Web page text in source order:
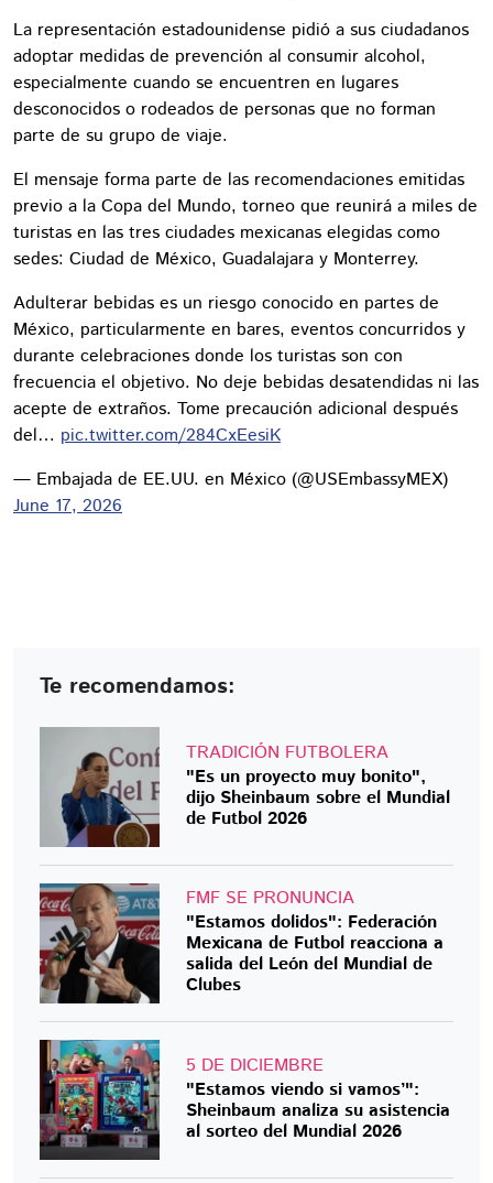
La representación estadounidense pidió a sus ciudadanos
adoptar medidas de prevención al consumir alcohol,
especialmente cuando se encuentren en lugares
desconocidos o rodeados de personas que no forman
parte de su grupo de viaje.
El mensaje forma parte de las recomendaciones emitidas
previo a la Copa del Mundo, torneo que reunirá a miles de
turistas en las tres ciudades mexicanas elegidas como
sedes: Ciudad de México, Guadalajara y Monterrey.
Adulterar bebidas es un riesgo conocido en partes de
México, particularmente en bares, eventos concurridos y
durante celebraciones donde los turistas son con
frecuencia el objetivo. No deje bebidas desatendidas ni las
acepte de extraños. Tome precaución adicional después
del… pic.twitter.com/284CxEesiK
— Embajada de EE.UU. en México (@USEmbassyMEX)
June 17, 2026
Te recomendamos:
TRADICIÓN FUTBOLERA
"Es un proyecto muy bonito",
dijo Sheinbaum sobre el Mundial
de Futbol 2026
FMF SE PRONUNCIA
"Estamos dolidos": Federación
Mexicana de Futbol reacciona a
salida del León del Mundial de
Clubes
5 DE DICIEMBRE
"Estamos viendo si vamos’":
Sheinbaum analiza su asistencia
al sorteo del Mundial 2026